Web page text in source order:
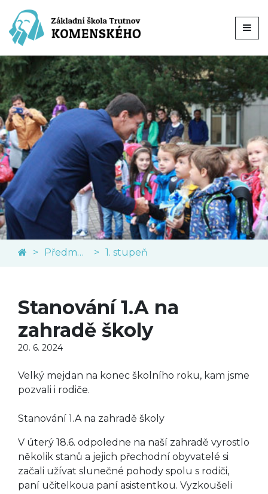
Předměty 1. stupeň
Stanování 1.A na
zahradě školy
20. 6. 2024
Velký mejdan na konec školního roku, kam jsme
pozvali i rodiče.
Stanování 1.A na zahradě školy
V úterý 18.6. odpoledne na naší zahradě vyrostlo
několik stanů a jejich přechodní obyvatelé si
začali užívat slunečné pohody spolu s rodiči,
paní učitelkoua paní asistentkou. Vyzkoušeli